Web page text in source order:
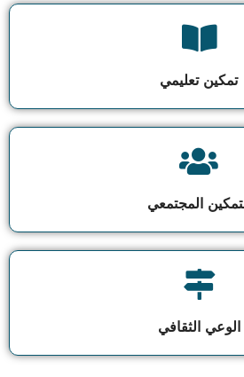
تمكين تعليمي
المجتمعي
الوعي الثقافي